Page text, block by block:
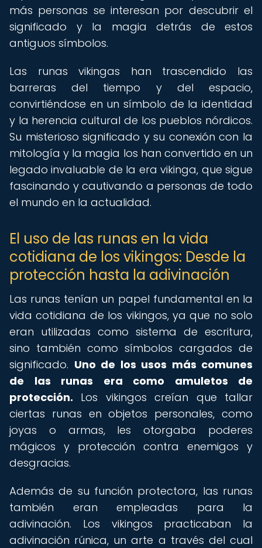
más personas se interesan por descubrir el
significado y la magia detrás de estos
antiguos símbolos.
Las runas vikingas han trascendido las
barreras del tiempo y del espacio,
convirtiéndose en un símbolo de la identidad
y la herencia cultural de los pueblos nórdicos.
Su misterioso significado y su conexión con la
mitología y la magia los han convertido en un
legado invaluable de la era vikinga, que sigue
fascinando y cautivando a personas de todo
el mundo en la actualidad.
El uso de las runas en la vida
cotidiana de los vikingos: Desde la
protección hasta la adivinación
Las runas tenían un papel fundamental en la
vida cotidiana de los vikingos, ya que no solo
eran utilizadas como sistema de escritura,
sino también como símbolos cargados de
significado. Uno de los usos más comunes
de las runas era como amuletos de
protección. Los vikingos creían que tallar
ciertas runas en objetos personales, como
joyas o armas, les otorgaba poderes
mágicos y protección contra enemigos y
desgracias.
Además de su función protectora, las runas
también eran empleadas para la
adivinación. Los vikingos practicaban la
adivinación rúnica, un arte a través del cual